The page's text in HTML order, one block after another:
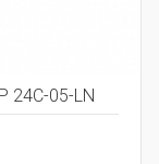
24C-05-LN